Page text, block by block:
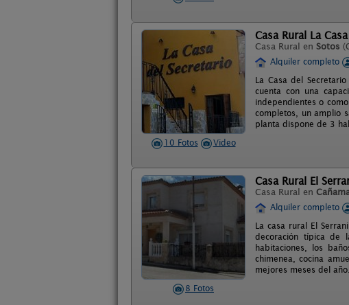
10 Fotos Video
Casa Rural La
Casa Rural en Sotos
Alquiler completo
La Casa del
cuenta con una
independientes o
completos, un amplio
planta dispone de 3
8 Fotos
Casa Rural El
Casa Rural en
Alquiler completo
La casa rural El
decoración típica de
habitaciones, los
chimenea, cocina
mejores meses del año.